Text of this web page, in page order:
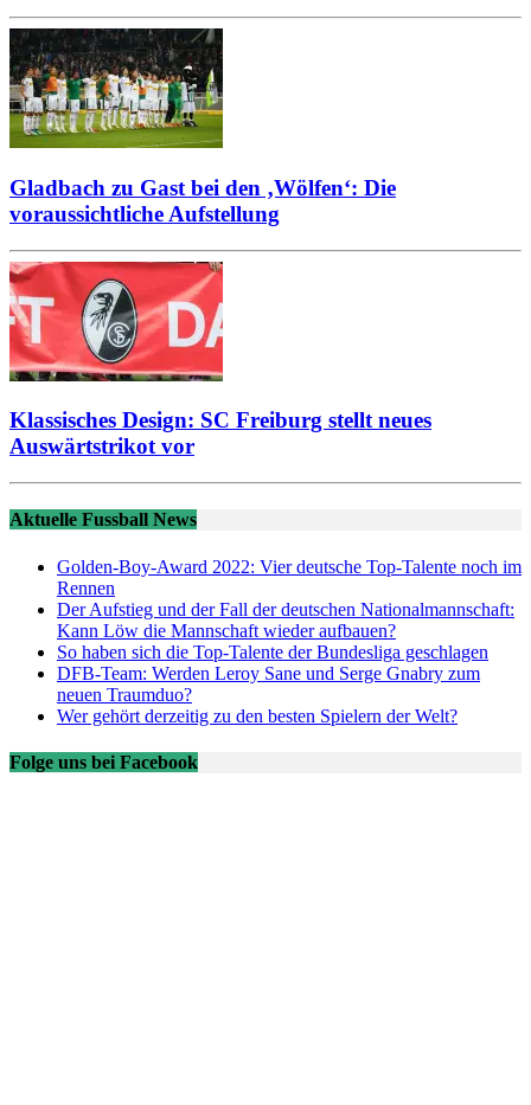
Gladbach zu Gast bei den ‚Wölfen‘: Die
voraussichtliche Aufstellung
Klassisches Design: SC Freiburg stellt neues
Auswärtstrikot vor
Aktuelle Fussball News
Golden-Boy-Award 2022: Vier deutsche Top-Talente noch im
Rennen
Der Aufstieg und der Fall der deutschen Nationalmannschaft:
Kann Löw die Mannschaft wieder aufbauen?
So haben sich die Top-Talente der Bundesliga geschlagen
DFB-Team: Werden Leroy Sane und Serge Gnabry zum
neuen Traumduo?
Wer gehört derzeitig zu den besten Spielern der Welt?
Folge uns bei Facebook